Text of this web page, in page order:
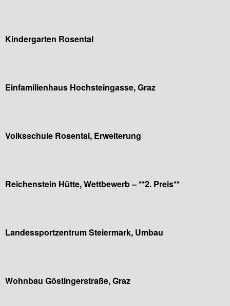
Kindergarten Rosental
Einfamilienhaus Hochsteingasse, Graz
Volksschule Rosental, Erweiterung
Reichenstein Hütte, Wettbewerb – **2. Preis**
Landessportzentrum Steiermark, Umbau
Wohnbau Göstingerstraße, Graz